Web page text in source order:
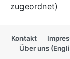
1
zugeordnet)
Kontakt
Über uns